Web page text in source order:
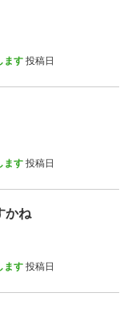
ます 投稿日
ます 投稿日
かね
ます 投稿日